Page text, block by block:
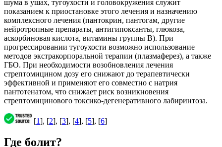
шума в ушах, тугоухости и головокружения служит
показанием к приостановке этого лечения и назначению
комплексного лечения (пантокрин, пантогам, другие
нейротропные препараты, антигипоксанты, глюкоза,
аскорбиновая кислота, витамины группы В). При
прогрессировании тугоухости возможно использование
методов экстракорпоральной терапии (плазмаферез), а также
ГБО. При необходимости возобновления лечения
стрептомицином дозу его снижают до терапевтически
эффективной и применяют его совместно с натрия
пантотенатом, что снижает риск возникновения
стрептомицинового токсико-дегенеративного лабиринтоза.
[1], [2], [3], [4], [5], [6]
Где болит?